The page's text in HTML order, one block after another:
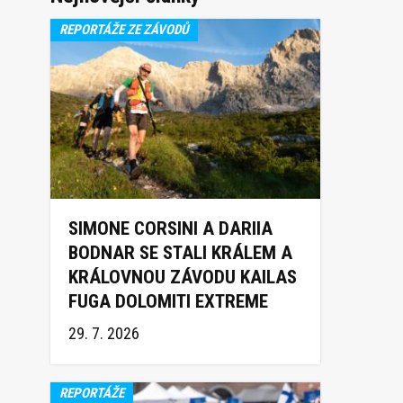
REPORTÁŽE ZE ZÁVODŮ
SIMONE CORSINI A DARIIA
BODNAR SE STALI KRÁLEM A
KRÁLOVNOU ZÁVODU KAILAS
FUGA DOLOMITI EXTREME
TRAIL 2026
29. 7. 2026
REPORTÁŽE